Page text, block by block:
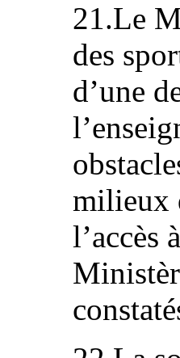
21.Le
des
d’une
milieux
l’accès